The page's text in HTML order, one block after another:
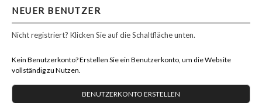
NEUER BENUTZER
Nicht registriert? Klicken Sie auf die Schaltfläche unten.
Kein Benutzerkonto? Erstellen Sie ein Benutzerkonto, um die Website
vollständig zu Nutzen.
BENUTZERKONTO ERSTELLEN